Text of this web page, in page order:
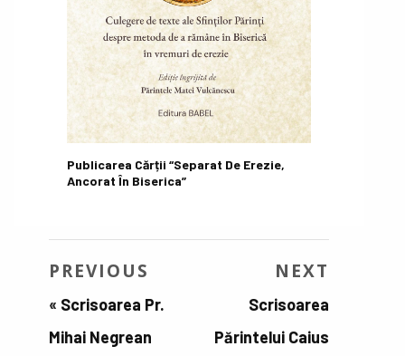
Publicarea Cărții “Separat De Erezie,
Ancorat În Biserica”
PREVIOUS
« Scrisoarea Pr.
Mihai Negrean
NEXT
Scrisoarea
Părintelui Caius